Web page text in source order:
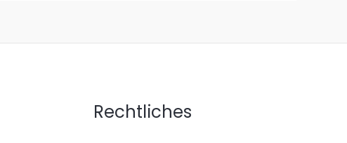
Rechtliches